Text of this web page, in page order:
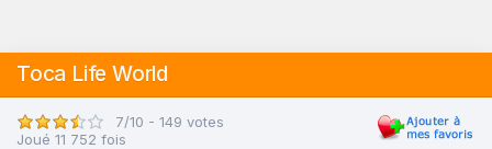
Toca Life World
7/10 - 149 votes
Joué 11 752 fois